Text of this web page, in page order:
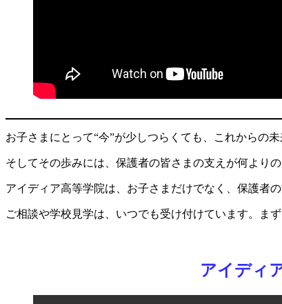
お子さまにとって“今”が少しつらくても、これからの未
そしてその歩みには、保護者の皆さまの支えが何よりの
アイディア高等学院は、お子さまだけでなく、保護者
ご相談や学校見学は、いつでも受け付けています。ま
アイディ